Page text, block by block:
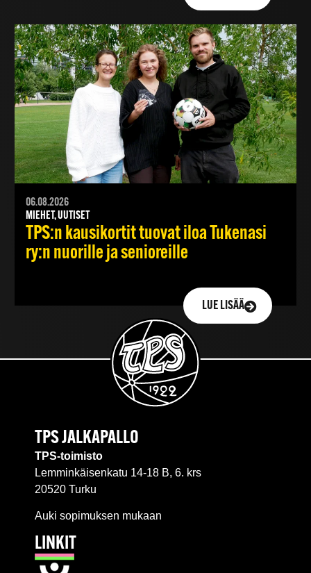
06.08.2026
MIEHET, UUTISET
TPS:n kausikortit tuovat iloa Tukenasi
ry:n nuorille ja senioreille
LUE LISÄÄ
TPS JALKAPALLO
TPS-toimisto
Lemminkäisenkatu 14-18 B, 6. krs
20520 Turku
Auki sopimuksen mukaan
LINKIT